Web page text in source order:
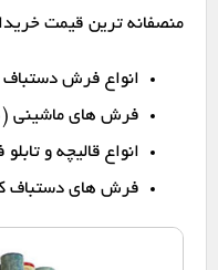
منصفانه ترین قیمت
انواع فرش دستباف
فرش های ماشینی (۷۰۰، ۱۰۰۰ و ۱۲۰۰ شانه)
انواع قالیچه و
فرش های دستباف